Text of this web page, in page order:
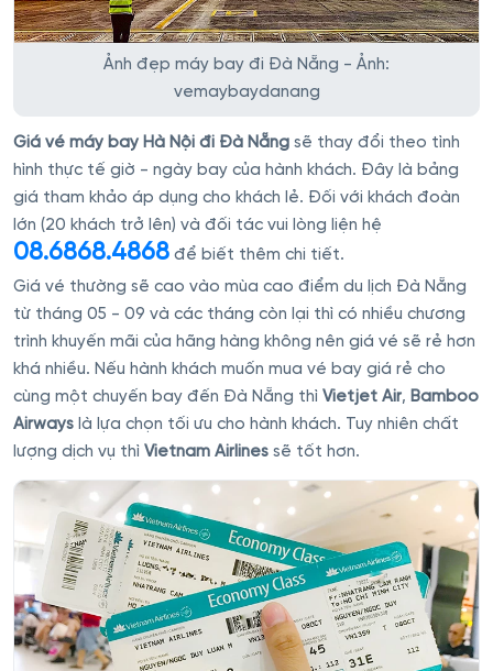
Ảnh đẹp máy bay đi Đà Nẵng - Ảnh:
vemaybaydanang
Giá vé máy bay Hà Nội đi Đà Nẵng sẽ thay đổi theo tình
hình thực tế giờ - ngày bay của hành khách. Đây là bảng
giá tham khảo áp dụng cho khách lẻ. Đối với khách đoàn
lớn (20 khách trở lên) và đối tác vui lòng liện hệ
08.6868.4868 để biết thêm chi tiết.
Giá vé thường sẽ cao vào mùa cao điểm du lịch Đà Nẵng
từ tháng 05 - 09 và các tháng còn lại thì có nhiều chương
trình khuyến mãi của hãng hàng không nên giá vé sẽ rẻ hơn
khá nhiều. Nếu hành khách muốn mua vé bay giá rẻ cho
cùng một chuyến bay đến Đà Nẵng thì Vietjet Air, Bamboo
Airways là lựa chọn tối ưu cho hành khách. Tuy nhiên chất
lượng dịch vụ thì Vietnam Airlines sẽ tốt hơn.